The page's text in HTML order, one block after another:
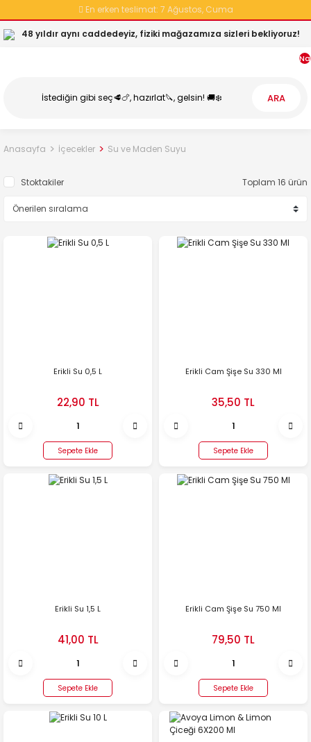
En erken teslimat: 7 Ağustos, Cuma
48 yıldır aynı caddedeyiz, fiziki mağazamıza sizleri bekliyoruz!
ARA
Anasayfa İçecekler Su ve Maden Suyu
Stoktakiler Toplam 16 ürün
Erikli Su 0,5 L
22,90 TL
Sepete Ekle
Erikli Cam Şişe Su 330 Ml
35,50 TL
Sepete Ekle
Erikli Su 1,5 L
41,00 TL
Sepete Ekle
Erikli Cam Şişe Su 750 Ml
79,50 TL
Sepete Ekle